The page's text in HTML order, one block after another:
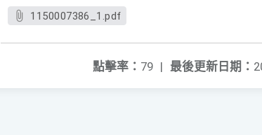
1150007386_1.pdf
最後更新日期：
點擊率： 79 |